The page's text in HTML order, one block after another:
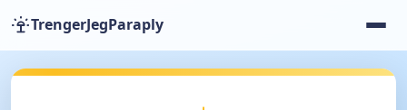
TrengerJegParaply